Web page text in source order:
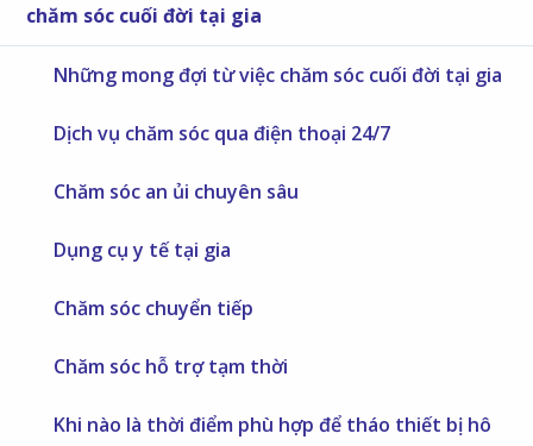
chăm sóc cuối đời tại gia
Những mong đợi từ việc chăm sóc cuối đời tại gia
Dịch vụ chăm sóc qua điện thoại 24/7
Chăm sóc an ủi chuyên sâu
Dụng cụ y tế tại gia
Chăm sóc chuyển tiếp
Chăm sóc hỗ trợ tạm thời
Khi nào là thời điểm phù hợp để tháo thiết bị hô